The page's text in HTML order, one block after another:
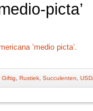
picta’
‘medio picta’.
Giftig Rustiek Succulenten